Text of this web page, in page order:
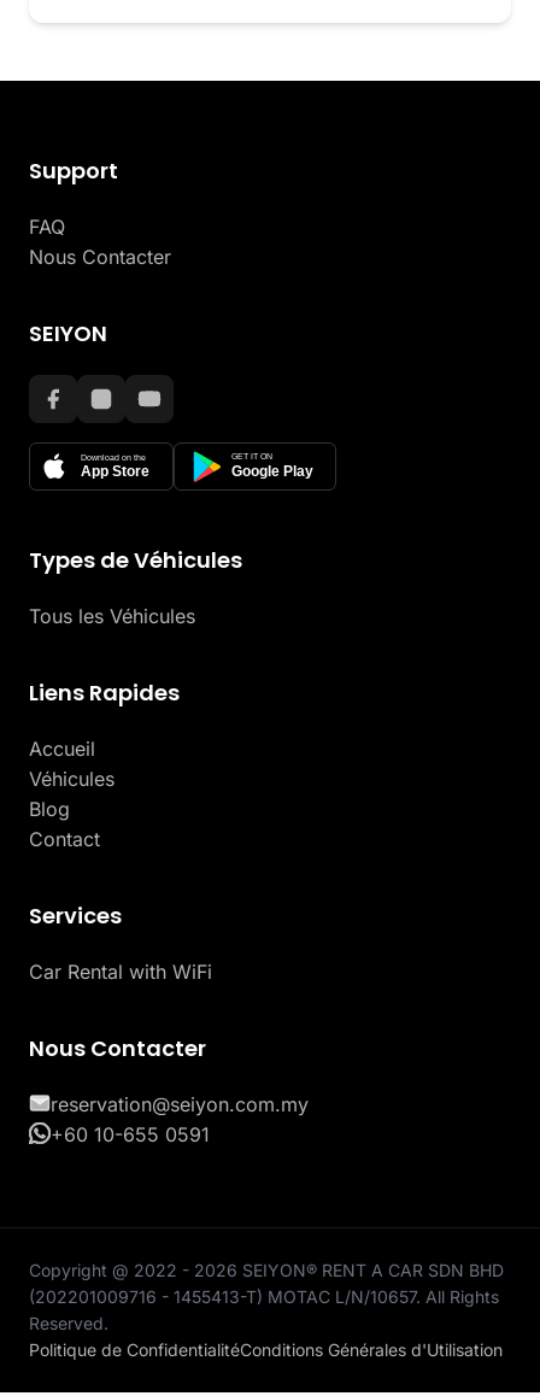
SEIYON
Download on the
App Store
GET IT ON
Google Play
Types de Véhicules
Tous les Véhicules
Services
Car Rental with WiFi
Liens Rapides
Accueil
Véhicules
Blog
Contact
Support
FAQ
Nous Contacter
Nous Contacter
reservation@seiyon.com.my
+60 10-655 0591
Copyright @ 2022 - 2026 SEIYON® RENT A CAR SDN BHD
(202201009716 - 1455413-T) MOTAC L/N/10657. All Rights
Reserved.
Politique de ConfidentialitéConditions Générales d'Utilisation